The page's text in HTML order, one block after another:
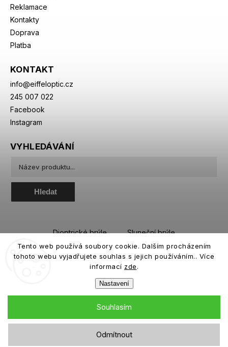
Tento web používá soubory cookie. Dalším procházením
tohoto webu vyjadřujete souhlas s jejich používáním.. Více
informací zde.
Nastavení
Odmítnout
Souhlasím
Reklamace
Kontakty
Doprava
Platba
KONTAKT
info@eiffeloptic.cz
245 007 022
Facebook
Instagram
VYHLEDÁVÁNÍ
Hledat
Dioptrické brýle
Sluneční brýle
Sportovní brýle
Kontaktní čočky
Roztoky a oční kapky
Copyright 2026eiffeloptic.cz. Všechna práva vyhrazena.